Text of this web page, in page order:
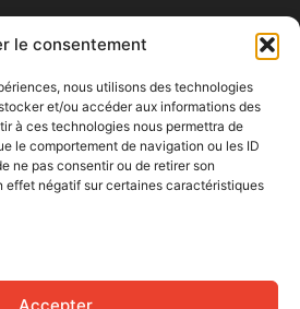
le consentement
nous utilisons des technologies
et/ou accéder aux informations des
à ces technologies nous permettra de
le comportement de navigation ou les ID
ne pas consentir ou de retirer son
effet négatif sur certaines caractéristiques
Accepter
à tout moment en cliquant sur le lien
Café mesure l'ouverture des
les contenus proposés.
SUIVRE